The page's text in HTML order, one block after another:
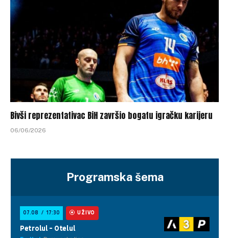
Bivši reprezentativac BiH završio bogatu igračku karijeru
06/06/2026
Programska šema